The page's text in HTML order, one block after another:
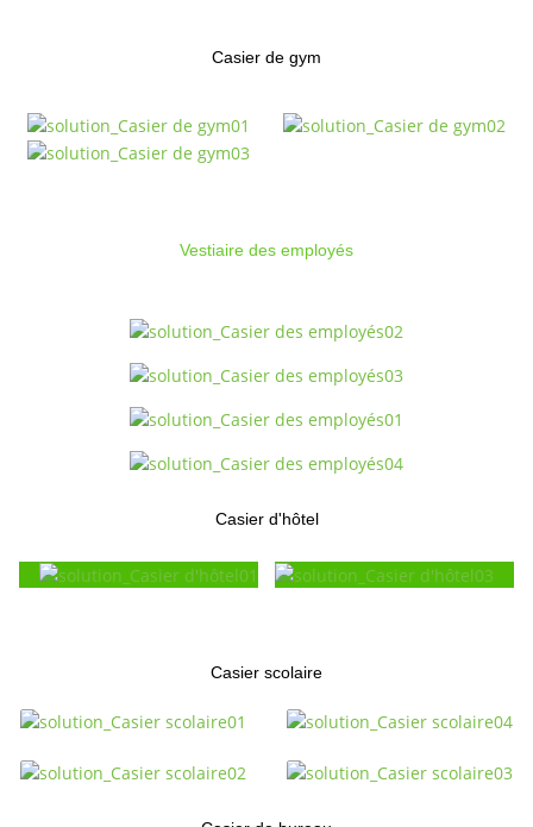
Casier de gym
Vestiaire des employés
Casier d'hôtel
Casier scolaire